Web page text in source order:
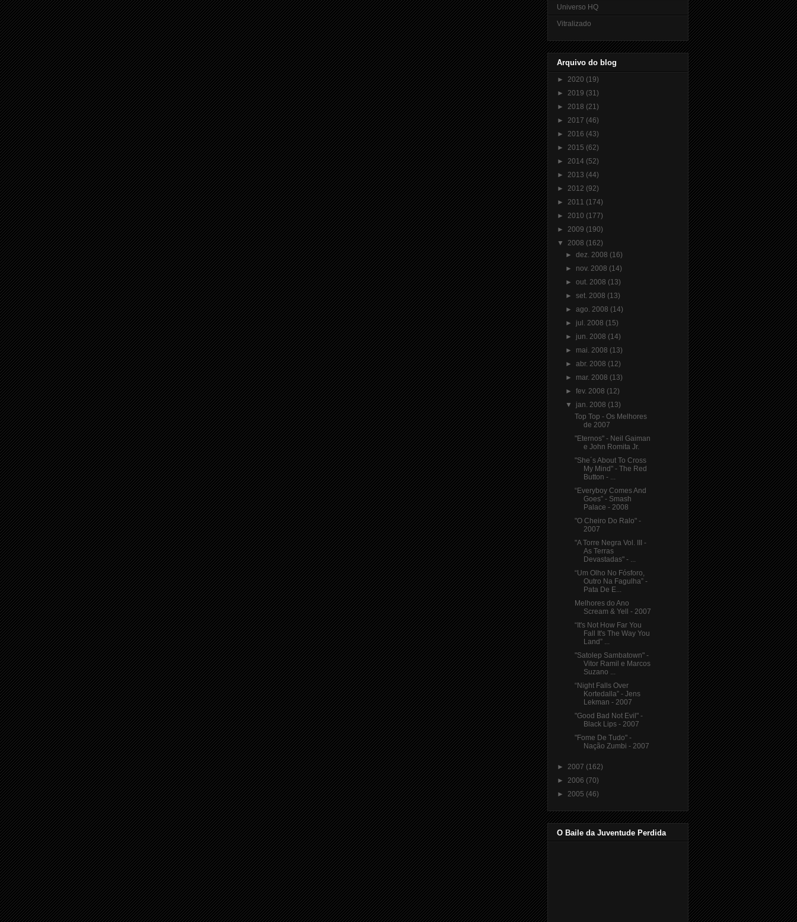
Universo HQ
Vitralizado
Arquivo do blog
► 2020 (19)
► 2019 (31)
► 2018 (21)
► 2017 (46)
► 2016 (43)
► 2015 (62)
► 2014 (52)
► 2013 (44)
► 2012 (92)
► 2011 (174)
► 2010 (177)
► 2009 (190)
▼ 2008 (162)
►dez. 2008 (16)
► nov. 2008 (14)
►out. 2008 (13)
►set. 2008 (13)
►ago. 2008 (14)
► jul. 2008 (15)
► jun. 2008 (14)
► mai. 2008 (13)
►abr. 2008 (12)
► mar. 2008 (13)
►fev. 2008 (12)
▼ jan. 2008 (13)
Top Top - Os Melhores
de 2007
"Eternos" - Neil Gaiman
e John Romita Jr.
"She´s About To Cross
My Mind" - The Red
Button - ...
“Everyboy Comes And
Goes” - Smash
Palace - 2008
"O Cheiro Do Ralo" -
2007
"A Torre Negra Vol. III -
As Terras
Devastadas" - ...
“Um Olho No Fósforo,
Outro Na Fagulha” -
Pata De E...
Melhores do Ano
Scream & Yell - 2007
“It's Not How Far You
Fall It's The Way You
Land” ...
"Satolep Sambatown" -
Vitor Ramil e Marcos
Suzano ...
“Night Falls Over
Kortedalla” - Jens
Lekman - 2007
"Good Bad Not Evil" -
Black Lips - 2007
"Fome De Tudo" -
Nação Zumbi - 2007
► 2007 (162)
► 2006 (70)
► 2005 (46)
O Baile da Juventude Perdida